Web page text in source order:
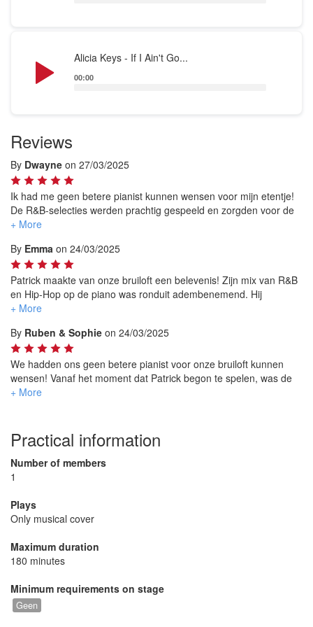
Alicia Keys - If I Ain't Go...
Player
00:00
Reviews
By Dwayne on 27/03/2025
Ik had me geen betere pianist kunnen wensen voor mijn etentje!
De R&B-selecties werden prachtig gespeeld en zorgden voor de
perfecte sfeer van de avond. Wat mij het meest heeft
verzoeknummers te spelen die niet eens op zijn setlist stonden—
feilloos! Iedereen bleef de hele avond complimenten geven over
de muziek. Ik kan niet wachten om hem weer te boeken!
By Emma on 24/03/2025
Patrick maakte van onze bruiloft een belevenis! Zijn mix van R&B
en Hip-Hop op de piano was ronduit adembenemend. Hij
veranderde zelfs een aantal rapnummers in soepele, soulvolle
professioneel - boek hem, je zult er geen spijt van krijgen!
By Ruben & Sophie on 24/03/2025
We hadden ons geen betere pianist voor onze bruiloft kunnen
wensen! Vanaf het moment dat Patrick begon te spelen, was de
sfeer pure magie. Zijn R&B en popcovers waren soulvol en
aanrader!
Practical information
Number of members
1
Plays
Only musical cover
Maximum duration
180 minutes
Minimum requirements on stage
Geen